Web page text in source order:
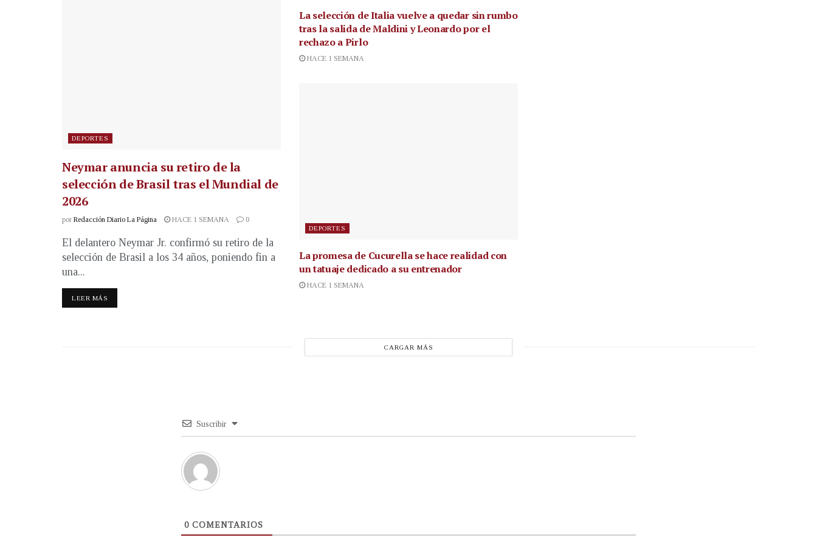
DEPORTES
Neymar anuncia su retiro de la
selección de Brasil tras el Mundial de
2026
por Redacción Diario La Página HACE 1 SEMANA 0
El delantero Neymar Jr. confirmó su retiro de la
selección de Brasil a los 34 años, poniendo fin a
una...
LEER MÁS
La selección de Italia vuelve a quedar sin rumbo
tras la salida de Maldini y Leonardo por el
rechazo a Pirlo
HACE 1 SEMANA
DEPORTES
La promesa de Cucurella se hace realidad con
un tatuaje dedicado a su entrenador
HACE 1 SEMANA
CARGAR MÁS
Suscribir
0 COMENTARIOS